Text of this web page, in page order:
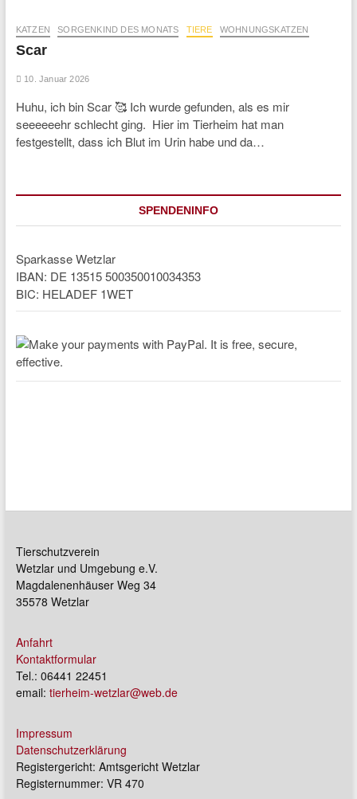
KATZEN SORGENKIND DES MONATS TIERE WOHNUNGSKATZEN
Scar
10. Januar 2026
Huhu, ich bin Scar 🥰 Ich wurde gefunden, als es mir
seeeeeehr schlecht ging. Hier im Tierheim hat man
festgestellt, dass ich Blut im Urin habe und da…
SPENDENINFO
Sparkasse Wetzlar
IBAN: DE 13515 500350010034353
BIC: HELADEF 1WET
Tierschutzverein
Wetzlar und Umgebung e.V.
Magdalenenhäuser Weg 34
35578 Wetzlar
Anfahrt
Kontaktformular
Tel.: 06441 22451
email: tierheim-wetzlar@web.de
Impressum
Datenschutzerklärung
Registergericht: Amtsgericht Wetzlar
Registernummer: VR 470